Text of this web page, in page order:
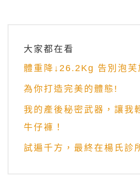
大家都在看
體重降↓26.2Kg 告別泡芙
為你打造完美的體態!
我的產後秘密武器，讓我
牛仔褲！
試遍千方，最終在楊氏診